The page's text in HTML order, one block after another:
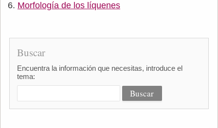
Morfología de los líquenes
Buscar
Encuentra la información que necesitas, introduce el
tema: